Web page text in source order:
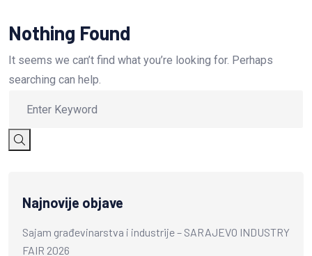
Nothing Found
It seems we can’t find what you’re looking for. Perhaps
searching can help.
Najnovije objave
Sajam građevinarstva i industrije – SARAJEVO INDUSTRY
FAIR 2026